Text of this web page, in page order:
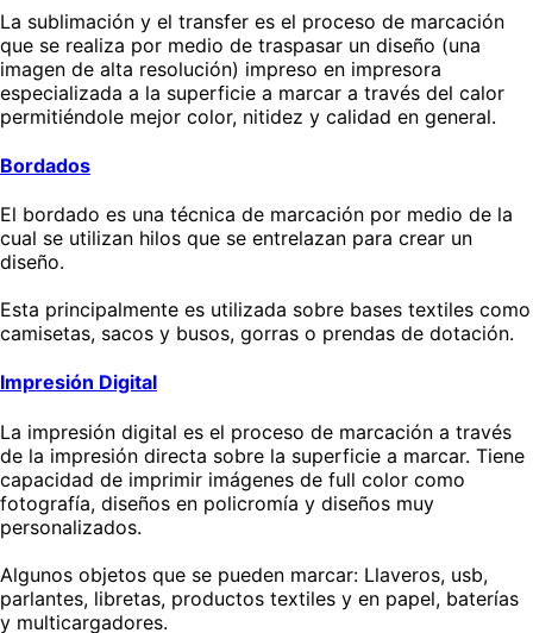
La sublimación y el transfer es el proceso de marcación
que se realiza por medio de traspasar un diseño (una
imagen de alta resolución) impreso en impresora
especializada a la superficie a marcar a través del calor
permitiéndole mejor color, nitidez y calidad en general.
Bordados
El bordado es una técnica de marcación por medio de la
cual se utilizan hilos que se entrelazan para crear un
diseño.
Esta principalmente es utilizada sobre bases textiles como
camisetas, sacos y busos, gorras o prendas de dotación.
Impresión Digital
La impresión digital es el proceso de marcación a través
de la impresión directa sobre la superficie a marcar. Tiene
capacidad de imprimir imágenes de full color como
fotografía, diseños en policromía y diseños muy
personalizados.
Algunos objetos que se pueden marcar: Llaveros, usb,
parlantes, libretas, productos textiles y en papel, baterías
y multicargadores.